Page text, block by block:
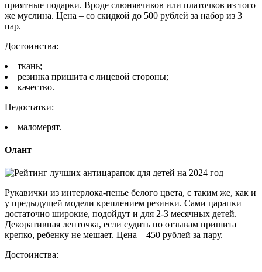
приятные подарки. Вроде слюнявчиков или платочков из того
же муслина. Цена – со скидкой до 500 рублей за набор из 3
пар.
Достоинства:
ткань;
резинка пришита с лицевой стороны;
качество.
Недостатки:
маломерят.
Олант
Рукавички из интерлока-пенье белого цвета, с таким же, как и
у предыдущей модели креплением резинки. Сами царапки
достаточно широкие, подойдут и для 2-3 месячных детей.
Декоративная ленточка, если судить по отзывам пришита
крепко, ребенку не мешает. Цена – 450 рублей за пару.
Достоинства: